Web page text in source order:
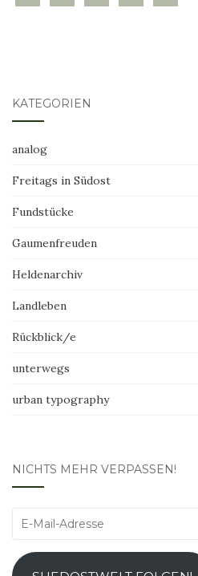
KATEGORIEN
analog
Freitags in Südost
Fundstücke
Gaumenfreuden
Heldenarchiv
Landleben
Rückblick/e
unterwegs
urban typography
NICHTS MEHR VERPASSEN!
E-
Adresse